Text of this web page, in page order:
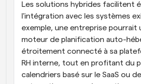
Les solutions hybrides facilitent
l'intégration avec les systèmes
exemple, une entreprise pourrait
moteur de planification auto-
étroitement connecté à sa
RH interne, tout en profitant du
calendriers basé sur le SaaS ou